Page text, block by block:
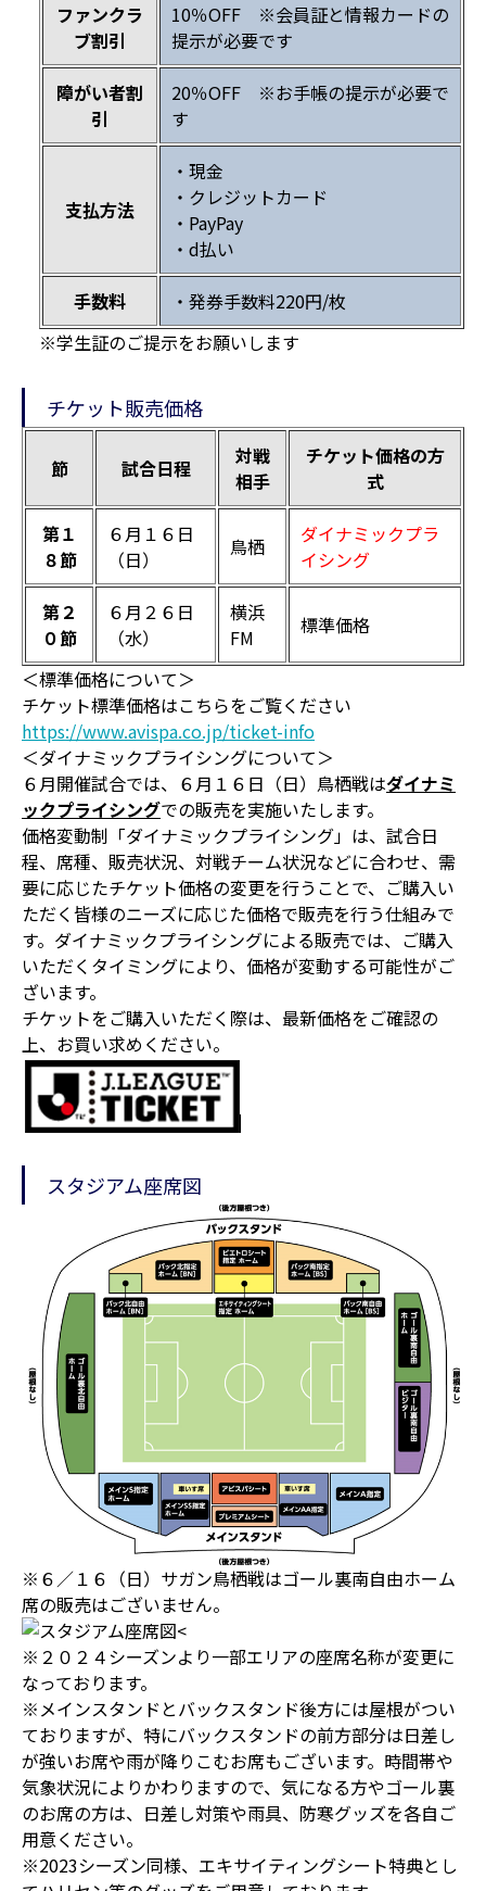
ファンクラ
ブ割引
10％OFF ※会員証と情報カードの
提示が必要です
障がい者割
引
20％OFF ※お手帳の提示が必要で
す
支払方法
・現金
・クレジットカード
・PayPay
・d払い
手数料
・発券手数料220円/枚
※学生証のご提示をお願いします
チケット販売価格
節 試合日程
対戦
相手
チケット価格の方
式
第１
８節
６月１６日
（日）
鳥栖
ダイナミックプラ
イシング
第２
０節
６月２６日
（水）
横浜
FM
標準価格
＜標準価格について＞
チケット標準価格はこちらをご覧ください
https://www.avispa.co.jp/ticket-info
＜ダイナミックプライシングについて＞
６月開催試合では、６月１６日（日）鳥栖戦はダイナミ
ックプライシングでの販売を実施いたします。
価格変動制「ダイナミックプライシング」は、試合日
程、席種、販売状況、対戦チーム状況などに合わせ、需
要に応じたチケット価格の変更を行うことで、ご購入い
ただく皆様のニーズに応じた価格で販売を行う仕組みで
す。ダイナミックプライシングによる販売では、ご購入
いただくタイミングにより、価格が変動する可能性がご
ざいます。
チケットをご購入いただく際は、最新価格をご確認の
上、お買い求めください。
スタジアム座席図
※６／１６（日）サガン鳥栖戦はゴール裏南自由ホーム
席の販売はございません。
※２０２４シーズンより一部エリアの座席名称が変更に
なっております。
※メインスタンドとバックスタンド後方には屋根がつい
ておりますが、特にバックスタンドの前方部分は日差し
が強いお席や雨が降りこむお席もございます。時間帯や
気象状況によりかわりますので、気になる方やゴール裏
のお席の方は、日差し対策や雨具、防寒グッズを各自ご
用意ください。
※2023シーズン同様、エキサイティングシート特典とし